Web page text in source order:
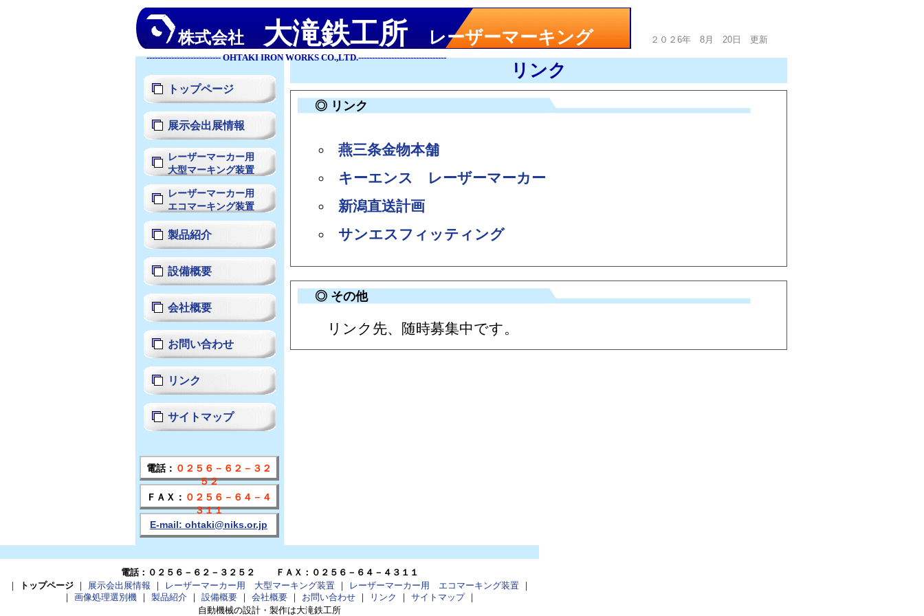
株式会社 大滝鉄工所 レーザーマーキング
--------------------------- OHTAKI IRON WORKS CO.,LTD.--------------------------------
２０２6年 8月 20日 更新
トップページ
展示会出展情報
レーザーマーカー用
大型マーキング装置
レーザーマーカー用
エコマーキング装置
製品紹介
設備概要
会社概要
お問い合わせ
リンク
サイトマップ
電話： ０２５６－６２－３２
５２
ＦＡＸ： ０２５６－６４－４
３１１
E-mail: ohtaki@niks.or.jp
リンク
◎ リンク
燕三条金物本舗
キーエンス レーザーマーカー
新潟直送計画
サンエスフィッティング
◎ その他
リンク先、随時募集中です。
電話： ０２５６－６２－３２５２ ＦＡＸ： ０２５６－６４－４３１１
｜
トップページ ｜ 展示会出展情報 ｜ レーザーマーカー用 大型マーキング装置 ｜ レーザーマーカー用 エコマーキング装置 ｜
｜ 画像処理選別機 ｜ 製品紹介 ｜ 設備概要 ｜ 会社概要 ｜ お問い合わせ ｜ リンク ｜ サイトマップ｜
自動機械の設計・製作は大滝鉄工所